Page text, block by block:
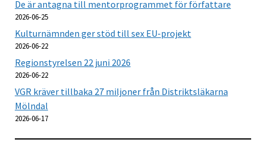
De är antagna till mentorprogrammet för författare
2026-06-25
Kulturnämnden ger stöd till sex EU-projekt
2026-06-22
Regionstyrelsen 22 juni 2026
2026-06-22
VGR kräver tillbaka 27 miljoner från Distriktsläkarna
Mölndal
2026-06-17